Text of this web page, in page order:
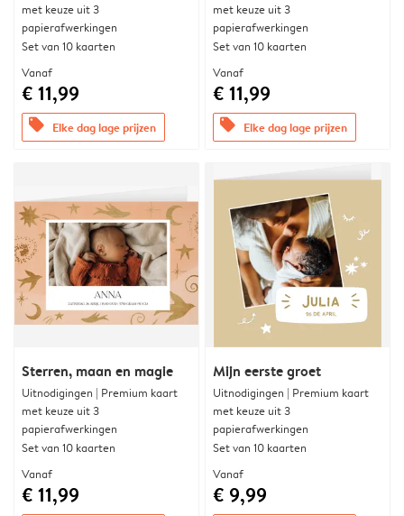
met keuze uit 3
papierafwerkingen
Set van 10 kaarten
Vanaf
€ 11,99
offers Elke dag lage prijzen
met keuze uit 3
papierafwerkingen
Set van 10 kaarten
Vanaf
€ 11,99
offers Elke dag lage prijzen
Sterren, maan en magie
Uitnodigingen | Premium kaart
met keuze uit 3
papierafwerkingen
Set van 10 kaarten
Vanaf
€ 11,99
Mijn eerste groet
Uitnodigingen | Premium kaart
met keuze uit 3
papierafwerkingen
Set van 10 kaarten
Vanaf
€ 9,99